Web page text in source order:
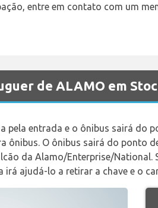
entre em contato com um
de ALAMO em
pela entrada e o ônibus sairá do
ônibus. O ônibus sairá do ponto
da Alamo/Enterprise/
irá ajudá-lo a retirar a chave e o